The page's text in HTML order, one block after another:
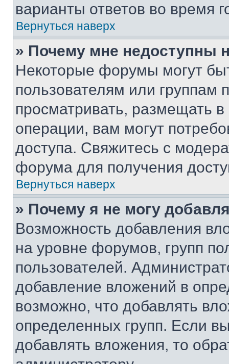
варианты ответов во время
Вернуться наверх
» Почему мне недоступны
Некоторые форумы могут
пользователям или группам
просматривать, размещать
операции, вам могут
доступа. Свяжитесь с
форума для получения
Вернуться наверх
» Почему я не могу
Возможность добавления
на уровне форумов, групп
пользователей.
добавление вложений в
возможно, что добавлять
определенных групп. Если
добавлять вложения, то